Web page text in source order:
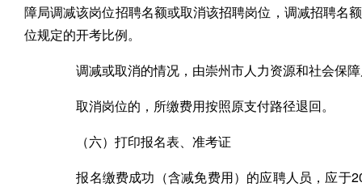
障局调减该岗位招聘名额或取消该招聘岗位，调减招聘名
位规定的开考比例。
调减或取消的情况，由崇州市人力资源和社会保
取消岗位的，所缴费用按照原支付路径退回。
（六）打印报名表、准考证
报名缴费成功（含减免费用）的应聘人员，应于